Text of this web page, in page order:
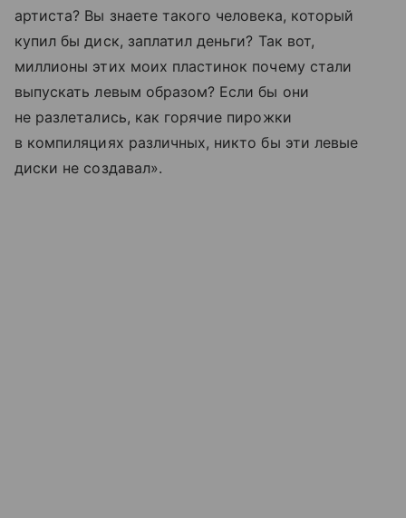
артиста? Вы знаете такого человека, который
купил бы диск, заплатил деньги? Так вот,
миллионы этих моих пластинок почему стали
выпускать левым образом? Если бы они
не разлетались, как горячие пирожки
в компиляциях различных, никто бы эти левые
диски не создавал».